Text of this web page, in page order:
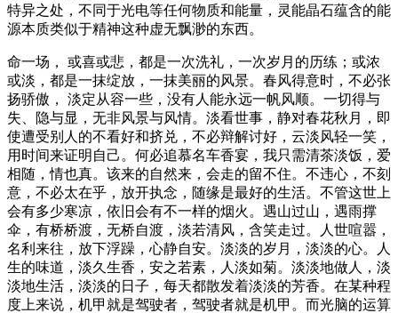
特异之处，不同于光电等任何物质和能量，灵能晶石蕴含的能
源本质类似于精神这种虚无飘渺的东西。
命一场， 或喜或悲，都是一次洗礼，一次岁月的历练；或浓
或淡，都是一抹绽放，一抹美丽的风景。春风得意时，不必张
扬骄傲， 淡定从容一些，没有人能永远一帆风顺。一切得与
失、隐与显，无非风景与风情。淡看世事，静对春花秋月，即
使遭受别人的不看好和挤兑，不必辩解讨好，云淡风轻一笑，
用时间来证明自己。何必追慕名车香宴，我只需清茶淡饭，爱
相随，情也真。该来的自然来，会走的留不住。不违心，不刻
意，不必太在乎，放开执念，随缘是最好的生活。不管这世上
会有多少寒凉，依旧会有不一样的烟火。遇山过山，遇雨撑
伞，有桥桥渡，无桥自渡，淡若清风，含笑走过。人世喧嚣，
名利来往，放下浮躁，心静自安。淡淡的岁月，淡淡的心。人
生的味道，淡久生香，安之若素，人淡如菊。淡淡地做人，淡
淡地生活，淡淡的日子，每天都散发着淡淡的芳香。在某种程
度上来说，机甲就是驾驶者，驾驶者就是机甲。而光脑的运算